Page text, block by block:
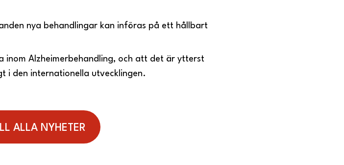
nya behandlingar kan införas på ett hållbart
inom Alzheimerbehandling, och att det är ytterst
den internationella utvecklingen.
ALLA NYHETER